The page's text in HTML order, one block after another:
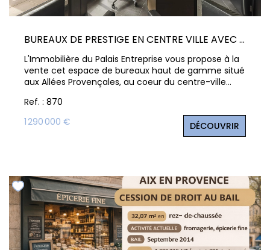
BUREAUX DE PRESTIGE EN CENTRE VILLE AVEC ASCENSEUR ET PARKINGS
L'Immobilière du Palais Entreprise vous propose à la
vente cet espace de bureaux haut de gamme situé
aux Allées Provençales, au coeur du centre-ville
ascenseur, ce bien développe 146 m² au sol (104,65
m² Carrez) et comprend 5 bureaux indépendants,
un espace accueil, 2 sanitaires, une salle d'eau et 2
grandes terrasses exposées sud, lumineuses et au
Deux box ouverts complètent les prestations. Une
adresse premium, rare sur le secteur, avec
possibilité d'aménagement en appartement. Les
Allées Provençales , Aix-en-Provence Contactez-
nous pour plus d'informations. Un bien rare
combinant visibilité et confort au coeur de la ville.
Ref. : 870
1 290 000 €
DÉCOUVRIR